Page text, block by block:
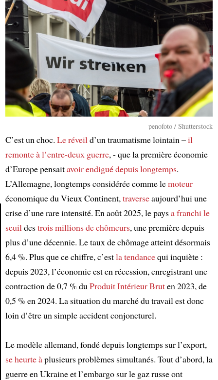
Article
penofoto / Shutterstock
C’est un choc. Le réveild’un traumatisme lointain –il
remonteà l’entre-deux guerre, - que la première économie
d’Europe pensaitavoir endigué depuis longtemps.
L’Allemagne, longtemps considérée comme lemoteur
économique du Vieux Continent,traverseaujourd’hui une
crise d’une rare intensité. En août 2025, le paysa franchi le
seuildestrois millions de chômeurs, une première depuis
plus d’une décennie. Le taux de chômage atteint désormais
6,4 %. Plus que ce chiffre, c’estla tendancequi inquiète :
depuis 2023, l’économie est en récession, enregistrant une
contraction de 0,7 % duProduit Intérieur Bruten 2023, de
0,5 % en 2024. La situation du marché du travail est donc
loin d’être un simple accident conjoncturel.
Le modèle allemand, fondé depuis longtemps sur l’export,
se heurte àplusieurs problèmes simultanés. Tout d’abord, la
guerre en Ukraine et l’embargo sur le gaz russe ont